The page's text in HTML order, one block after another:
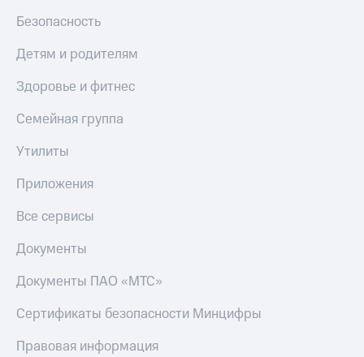
Безопасность
Детям и родителям
Здоровье и фитнес
Семейная группа
Утилиты
Приложения
Все сервисы
Документы
Документы ПАО «МТС»
Сертификаты безопасности Минцифры
Правовая информация